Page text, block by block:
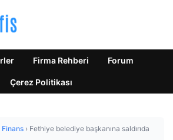
Firma Rehberi Forum
Çerez Politikası
Finans › Fethiye belediye başkanına saldırıda